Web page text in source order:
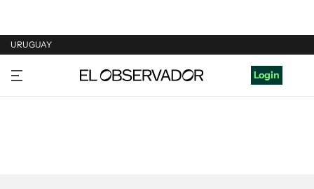
URUGUAY
URUGUAY
ARGENTINA
Login